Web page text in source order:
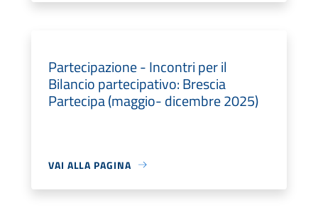
Partecipazione - Incontri per il
Bilancio partecipativo: Brescia
Partecipa (maggio- dicembre 2025)
VAI ALLA PAGINA